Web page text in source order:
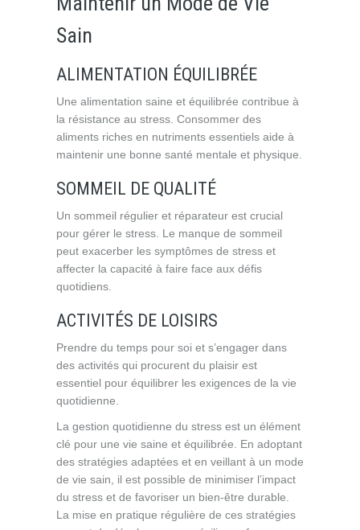
Sain
ALIMENTATION ÉQUILIBRÉE
Une alimentation saine et équilibrée contribue à
la résistance au stress. Consommer des
aliments riches en nutriments essentiels aide à
maintenir une bonne santé mentale et physique.
SOMMEIL DE QUALITÉ
Un sommeil régulier et réparateur est crucial
pour gérer le stress. Le manque de sommeil
peut exacerber les symptômes de stress et
affecter la capacité à faire face aux défis
quotidiens.
ACTIVITÉS DE LOISIRS
Prendre du temps pour soi et s’engager dans
des activités qui procurent du plaisir est
essentiel pour équilibrer les exigences de la vie
quotidienne.
La gestion quotidienne du stress est un élément
clé pour une vie saine et équilibrée. En adoptant
des stratégies adaptées et en veillant à un mode
de vie sain, il est possible de minimiser l’impact
du stress et de favoriser un bien-être durable.
La mise en pratique régulière de ces stratégies